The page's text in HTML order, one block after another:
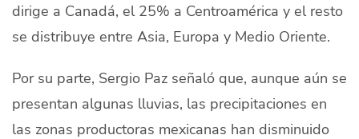
dirige a Canadá, el 25% a Centroamérica y el resto
se distribuye entre Asia, Europa y Medio Oriente.
Por su parte, Sergio Paz señaló que, aunque aún se
presentan algunas lluvias, las precipitaciones en
las zonas productoras mexicanas han disminuido